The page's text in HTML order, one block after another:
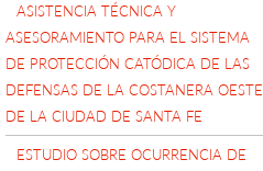
ASISTENCIA TÉCNICA Y
ASESORAMIENTO PARA EL SISTEMA
DE PROTECCIÓN CATÓDICA DE LAS
DEFENSAS DE LA COSTANERA OESTE
DE LA CIUDAD DE SANTA FE
ESTUDIO SOBRE OCURRENCIA DE